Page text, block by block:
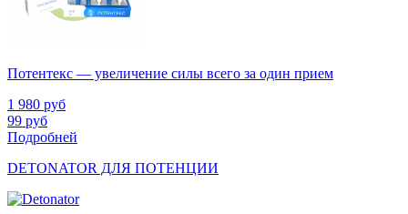
Потентекс — увеличение силы всего за один прием
1 980 руб
99 руб
Подробней
DETONATOR ДЛЯ ПОТЕНЦИИ